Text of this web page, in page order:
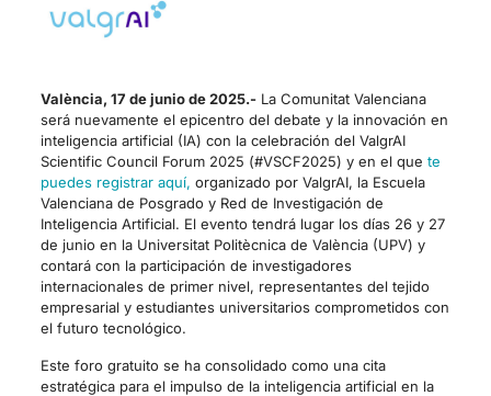
València, 17 de junio de 2025.-La Comunitat Valenciana
será nuevamente el epicentro del debate y la innovación en
inteligencia artificial (IA) con la celebración del ValgrAI
Scientific Council Forum 2025 (#VSCF2025) y en el que te
puedes registrar aquí, organizado por ValgrAI, la Escuela
Valenciana de Posgrado y Red de Investigación de
Inteligencia Artificial. El evento tendrá lugar los días 26 y 27
de junio en la Universitat Politècnica de València (UPV) y
contará con la participación de investigadores
internacionales de primer nivel, representantes del tejido
empresarial y estudiantes universitarios comprometidos con
el futuro tecnológico.
Este foro gratuito se ha consolidado como una cita
estratégica para el impulso de la inteligencia artificial en la